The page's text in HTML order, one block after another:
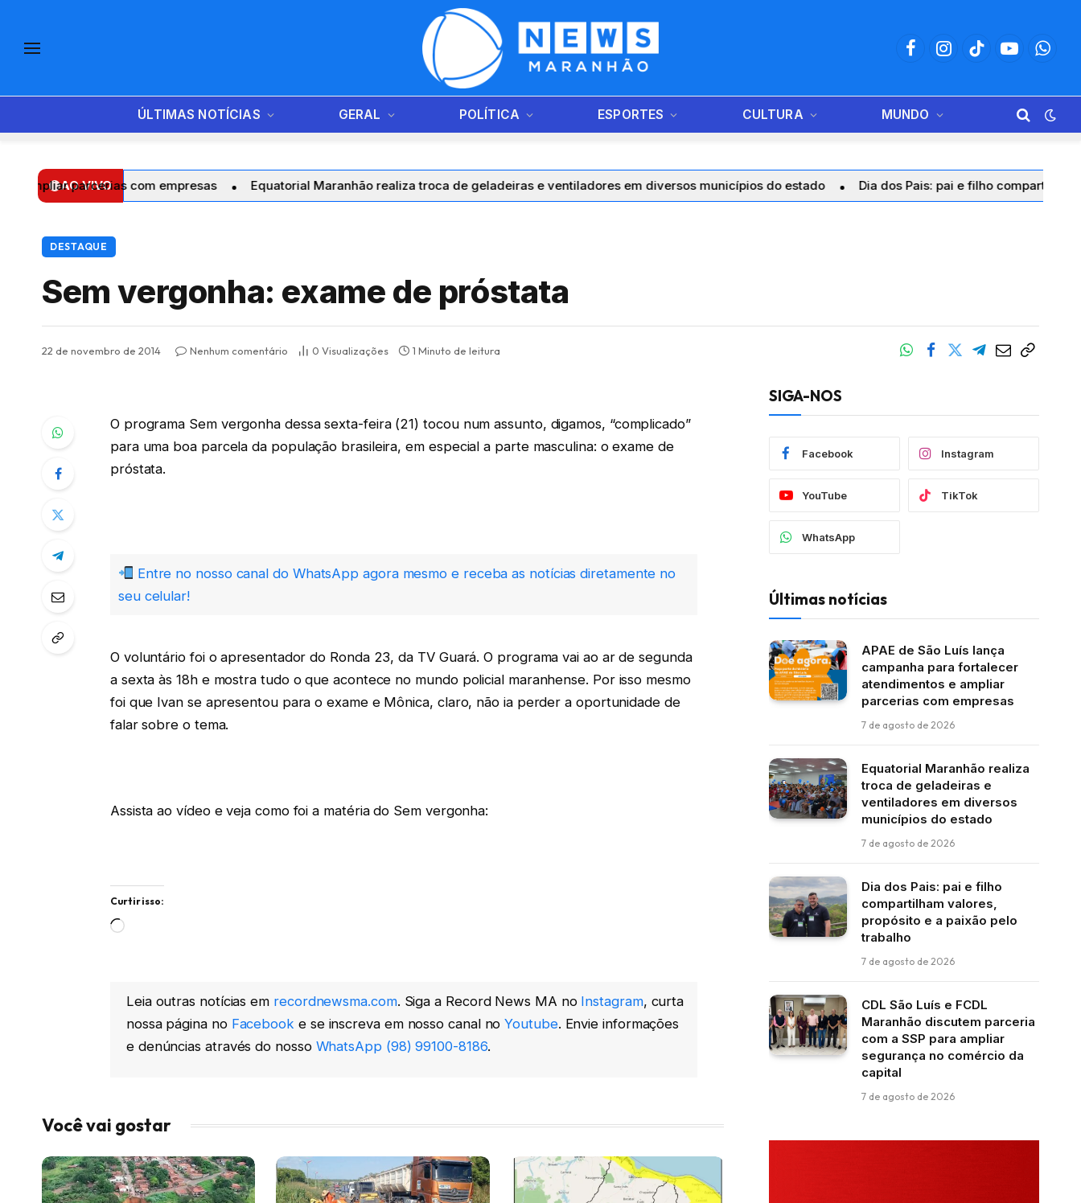
FacebookInstagramTikTokYouTube
ÚLTIMAS NOTÍCIAS GERAL POLÍTICA ESPORTES CULTURA MUNDO
AO VIVO
parcerias com empresas Equatorial Maranhão realiza troca de geladeiras e ventiladores em diversos municípios do estado Dia dos Pais: pai e filho compartilham valores,
DESTAQUE
Sem vergonha: exame de próstata
22 de novembro de 2014 Nenhum comentário 0 Visualizações 1 Minuto de leitura
O programa Sem vergonha dessa sexta-feira (21) tocou num assunto, digamos, “complicado”
para uma boa parcela da população brasileira, em especial a parte masculina: o exame de
próstata.
Entre no nosso canal do WhatsApp agora mesmo e receba as notícias diretamente no
seu celular!
O voluntário foi o apresentador do Ronda 23, da TV Guará. O programa vai ao ar de segunda
a sexta às 18h e mostra tudo o que acontece no mundo policial maranhense. Por isso mesmo
foi que Ivan se apresentou para o exame e Mônica, claro, não ia perder a oportunidade de
falar sobre o tema.
Assista ao vídeo e veja como foi a matéria do Sem vergonha:
Curtir isso:
Carregando...
Leia outras notícias em recordnewsma.com. Siga a Record News MA no Instagram, curta
nossa página no Facebook e se inscreva em nosso canal noYoutube. Envie informações
e denúncias através do nosso WhatsApp (98) 99100-8186.
Você vai gostar
SIGA-NOS
Facebook Instagram
YouTube TikTok
WhatsApp
Últimas notícias
APAE de São Luís lança
campanha para fortalecer
atendimentos e ampliar
parcerias com empresas
7 de agosto de 2026
Equatorial Maranhão realiza
troca de geladeiras e
ventiladores em diversos
municípios do estado
7 de agosto de 2026
Dia dos Pais: pai e filho
compartilham valores,
propósito e a paixão pelo
trabalho
7 de agosto de 2026
CDL São Luís e FCDL
Maranhão discutem parceria
com a SSP para ampliar
segurança no comércio da
capital
7 de agosto de 2026